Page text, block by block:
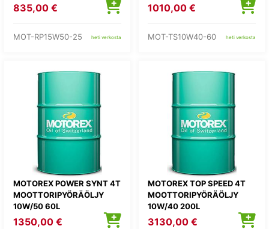
835,00 €
MOT-RP15W50-25 heti verkosta
1010,00 €
MOT-TS10W40-60 heti verkosta
MOTOREX POWER SYNT 4T
MOOTTORIPYÖRÄÖLJY
10W/50 60L
1350,00 €
MOTOREX TOP SPEED 4T
MOOTTORIPYÖRÄÖLJY
10W/40 200L
3130,00 €